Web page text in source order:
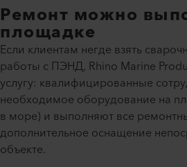
Ремонт можно
площадке
Если клиентам негде взять
работы с ПЭНД, Rhino Marine
услугу: квалифицированные
необходимое оборудование на
в море) и выполняют все
дополнительное оснащение
объекте.